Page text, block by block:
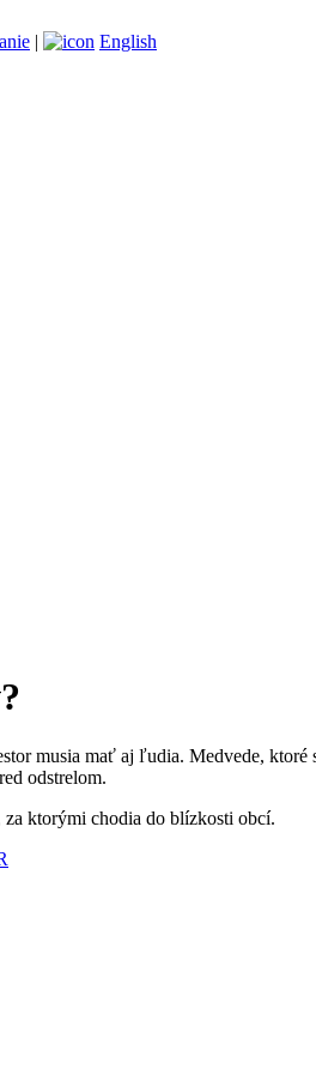
| English
musia mať aj ľudia. Medvede,
odstrelom.
ktorými chodia do blízkosti obcí.